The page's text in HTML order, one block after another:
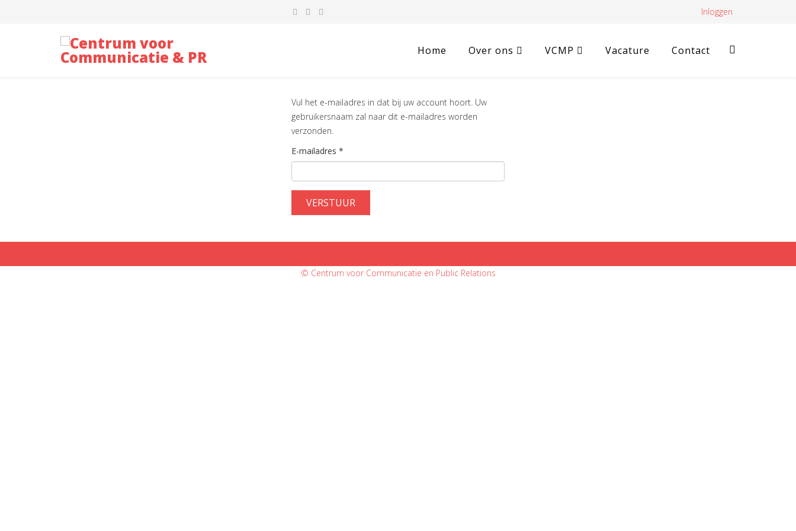
Inloggen
Home Over ons VCMP Vacature Contact
Vul het e-mailadres in dat bij uw account hoort. Uw
gebruikersnaam zal naar dit e-mailadres worden
verzonden.
E-mailadres *
VERSTUUR
© Centrum voor Communicatie en Public Relations